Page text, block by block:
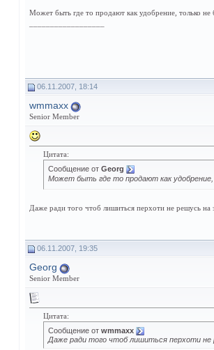
Может быть где то продают как удобрение, только не
06.11.2007, 18:14
wmmaxx
Senior Member
Цитата:
Сообщение от Georg
Может быть где то продают как удобрение,
Даже ради того чтоб лишиться перхоти не решусь на
06.11.2007, 19:35
Georg
Senior Member
Цитата:
Сообщение от wmmaxx
Даже ради того чтоб лишиться перхоти не